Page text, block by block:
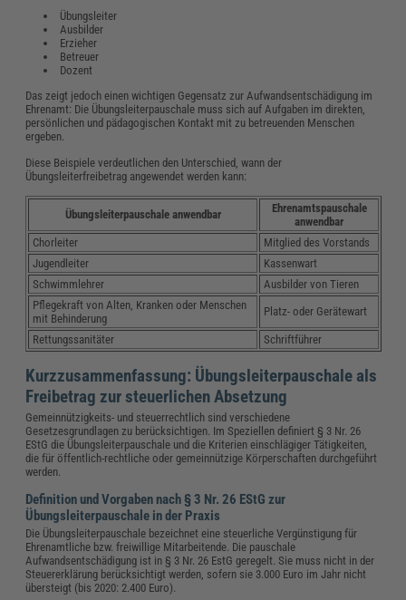
Übungsleiter
Ausbilder
Erzieher
Betreuer
Dozent
Das zeigt jedoch einen wichtigen Gegensatz zur Aufwandsentschädigung im
Ehrenamt: Die Übungsleiterpauschale muss sich auf Aufgaben im direkten,
persönlichen und pädagogischen Kontakt mit zu betreuenden Menschen
ergeben.
Diese Beispiele verdeutlichen den Unterschied, wann der
Übungsleiterfreibetrag angewendet werden kann:
Übungsleiterpauschale anwendbar
Ehrenamtspauschale
anwendbar
Chorleiter
Mitglied des Vorstands
Jugendleiter
Kassenwart
Schwimmlehrer
Ausbilder von Tieren
Pflegekraft von Alten, Kranken oder Menschen
mit Behinderung
Platz- oder Gerätewart
Rettungssanitäter Schriftführer
Kurzzusammenfassung: Übungsleiterpauschale als
Freibetrag zur steuerlichen Absetzung
Gemeinnützigkeits- und steuerrechtlich sind verschiedene
Gesetzesgrundlagen zu berücksichtigen. Im Speziellen definiert § 3 Nr. 26
EStG die Übungsleiterpauschale und die Kriterien einschlägiger Tätigkeiten,
die für öffentlich-rechtliche oder gemeinnützige Körperschaften durchgeführt
werden.
Definition und Vorgaben nach § 3 Nr. 26 EStG zur
Übungsleiterpauschale in der Praxis
Die Übungsleiterpauschale bezeichnet eine steuerliche Vergünstigung für
Ehrenamtliche bzw. freiwillige Mitarbeitende. Die pauschale
Aufwandsentschädigung ist in § 3 Nr. 26 EstG geregelt. Sie muss nicht in der
Steuererklärung berücksichtigt werden, sofern sie 3.000 Euro im Jahr nicht
übersteigt (bis 2020: 2.400 Euro).